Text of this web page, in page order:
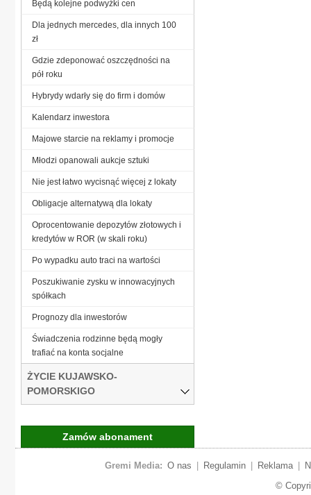
Będą kolejne podwyżki cen
Dla jednych mercedes, dla innych 100
zł
Gdzie zdeponować oszczędności na
pół roku
Hybrydy wdarły się do firm i domów
Kalendarz inwestora
Majowe starcie na reklamy i promocje
Młodzi opanowali aukcje sztuki
Nie jest łatwo wycisnąć więcej z lokaty
Obligacje alternatywą dla lokaty
Oprocentowanie depozytów złotowych i
kredytów w ROR (w skali roku)
Po wypadku auto traci na wartości
Poszukiwanie zysku w innowacyjnych
spółkach
Prognozy dla inwestorów
Świadczenia rodzinne będą mogły
trafiać na konta socjalne
ŻYCIE KUJAWSKO-
POMORSKIGO
Zamów abonament
Gremi Media: O nas Regulamin Reklama
©